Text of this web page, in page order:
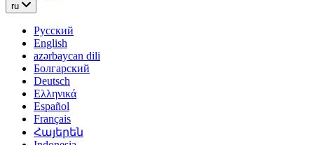
ru
Русский
English
azərbaycan dili
Болгарский
Deutsch
Ελληνικά
Español
Français
Հայերեն